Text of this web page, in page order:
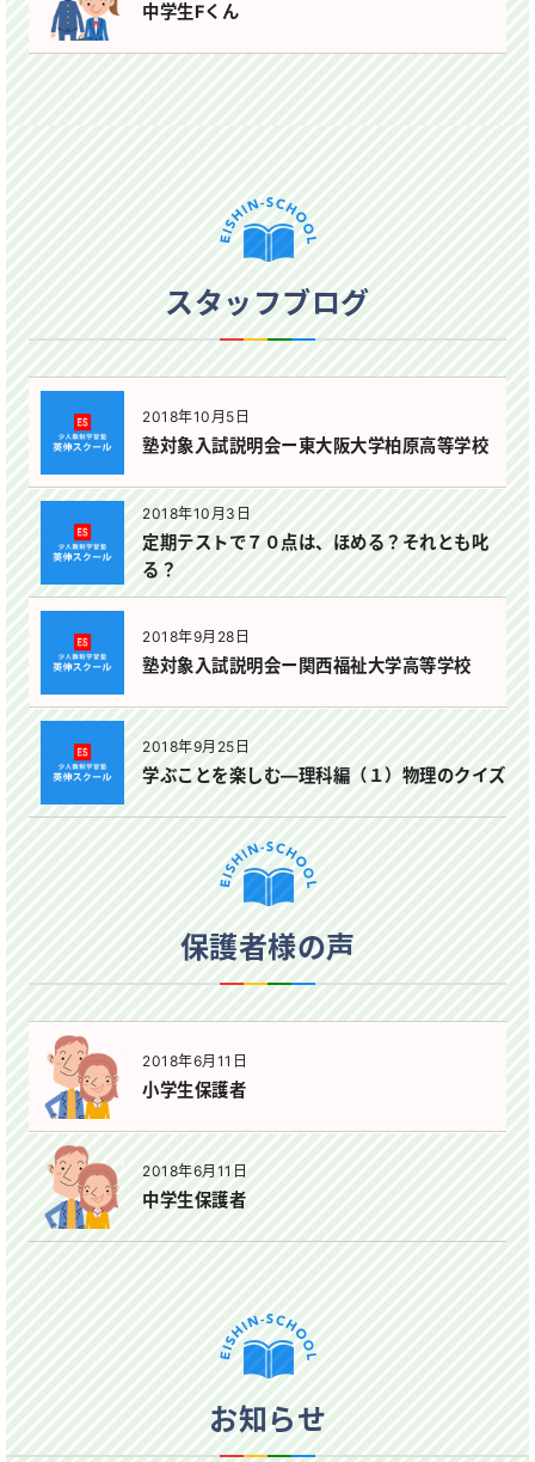
中学生Fくん
スタッフブログ
2018年10月5日
塾対象入試説明会ー東大阪大学柏原高等学校
2018年10月3日
定期テストで７０点は、ほめる？それとも叱
る？
2018年9月28日
塾対象入試説明会ー関西福祉大学高等学校
2018年9月25日
学ぶことを楽しむ―理科編（１）物理のクイズ
保護者様の声
2018年6月11日
小学生保護者
2018年6月11日
中学生保護者
お知らせ